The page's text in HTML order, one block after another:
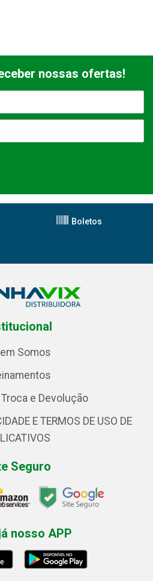
nossas ofertas!
Boletos
Somos
e Devolução
E TERMOS DE USO DE
Seguro
nosso APP